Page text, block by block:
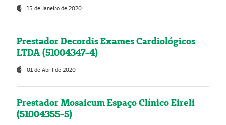
15 de Janeiro de 2020
Prestador Decordis Exames Cardiológicos
LTDA (51004347-4)
01 de Abril de 2020
Prestador Mosaicum Espaço Clínico Eireli
(51004355-5)